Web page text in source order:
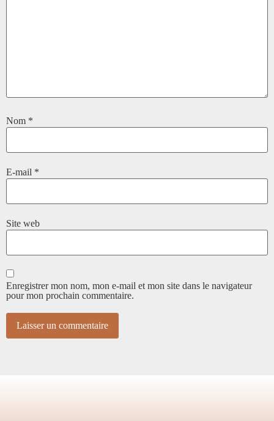
Nom *
E-mail *
Site web
Enregistrer mon nom, mon e-mail et mon site dans le navigateur
pour mon prochain commentaire.